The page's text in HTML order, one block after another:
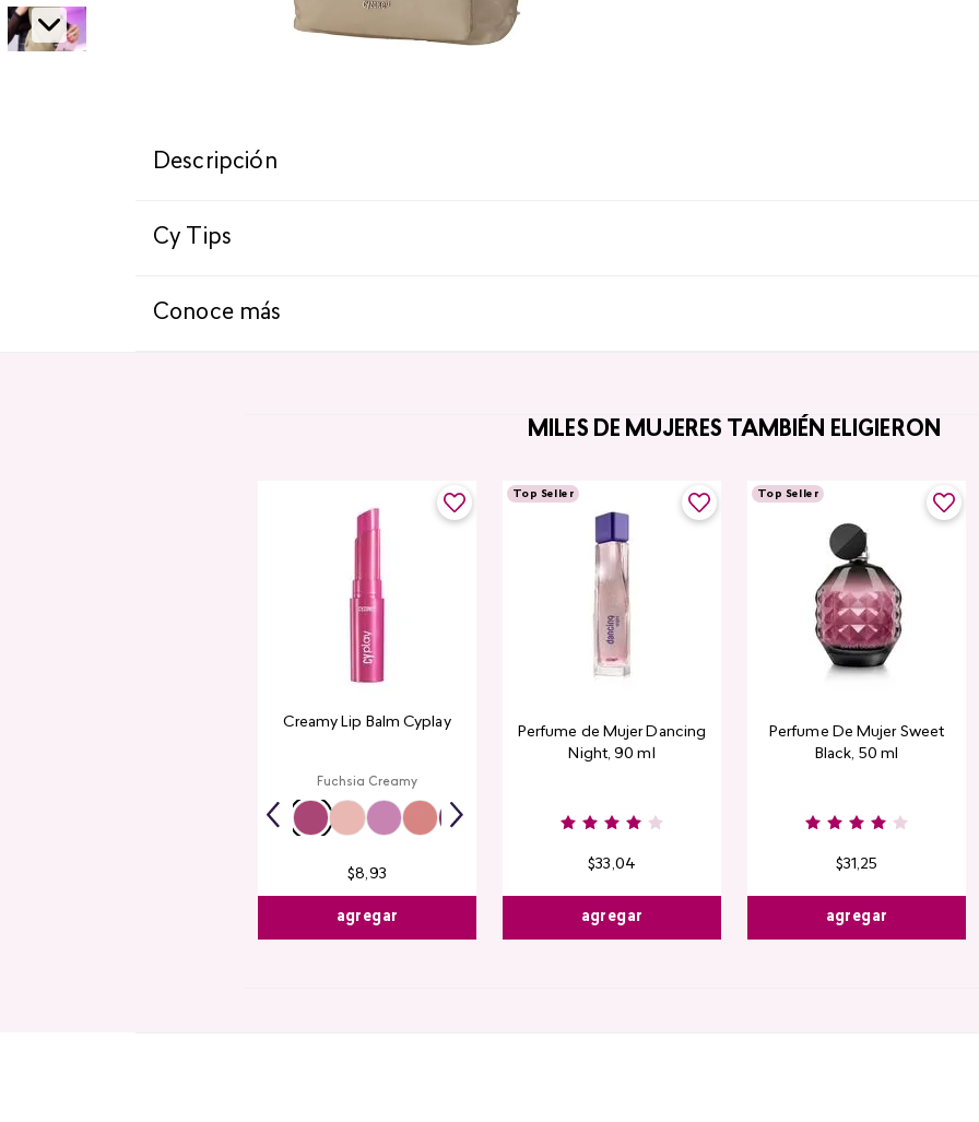
Descripción
Cy Tips
Conoce más
MILES DE MUJERES TAMBIÉN ELIGIERON
Creamy Lip Balm Cyplay
Fuchsia Creamy
$8,93
agregar
Top Seller
Perfume de Mujer Dancing
Night, 90 ml
$33 ,04
agregar
Top Seller
Perfume De Mujer Sweet
Black, 50 ml
$31,25
agregar
Burgundy
Rose Pink Dusty